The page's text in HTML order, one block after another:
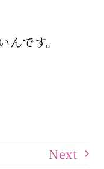
です。
Next